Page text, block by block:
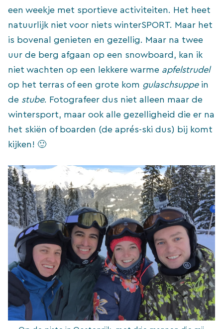
een weekje met sportieve activiteiten. Het heet
natuurlijk niet voor niets winterSPORT. Maar het
is bovenal genieten en gezellig. Maar na twee
uur de berg afgaan op een snowboard, kan ik
niet wachten op een lekkere warme apfelstrudel
op het terras of een grote kom gulaschsuppein
de stube. Fotografeer dus niet alleen maar de
wintersport, maar ook alle gezelligheid die er na
het skiën of boarden (de aprés-ski dus) bij komt
kijken! 🙂